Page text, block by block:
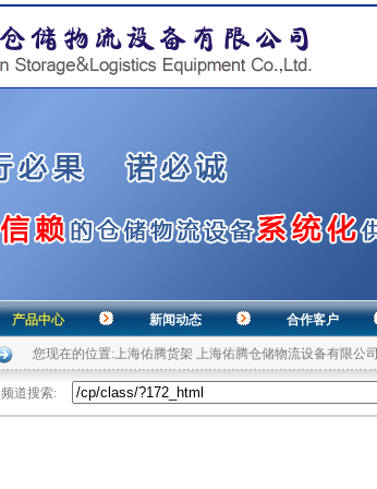
产品中心 新闻动态 合作客户
您现在的位置:上海佑腾货架 上海佑腾仓储物流设备有限公司
频道搜索: